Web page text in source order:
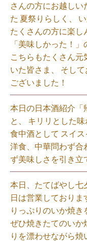
さんの方にお越しい
た 夏祭りらしく、
たくさんの方に楽し
「美味しかった！
こちらもたくさん
いた皆さま、 そし
ございました！⁡
本日の日本酒紹介「
と、 キリリとした
食中酒として スイス
洋食、中華問わず合
ず美味しさを引き立
本日、たてばやし七
日は営業しておりま
りっぷりのいか焼き
ぜひ焼きたてのいか
りを漂わせながら